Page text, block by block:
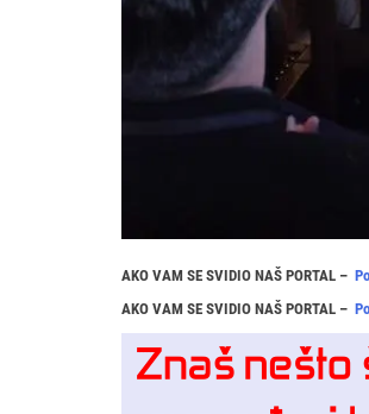
AKO VAM SE SVIDIO NAŠ PORTAL –
AKO VAM SE SVIDIO NAŠ PORTAL –